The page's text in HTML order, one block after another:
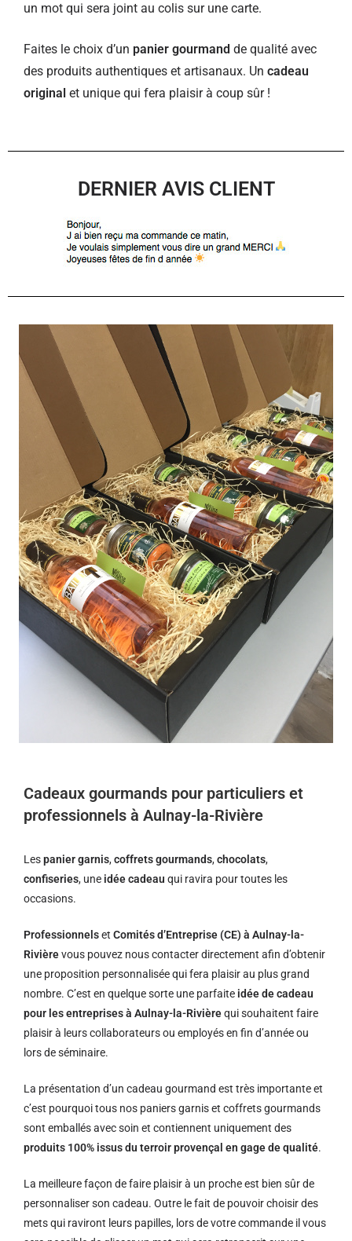
un mot qui sera joint au colis sur une carte.
Faites le choix d’un panier gourmand de qualité avec
des produits authentiques et artisanaux. Un cadeau
original et unique qui fera plaisir à coup sûr !
DERNIER AVIS CLIENT
Cadeaux gourmands pour particuliers et
professionnels à Aulnay-la-Rivière
Lespanier garnis,coffrets gourmands,chocolats,
confiseries, une idée cadeau qui ravira pour toutes les
occasions.
Professionnelset Comités d’Entreprise (CE) à Aulnay-la-
Rivièrevous pouvez nous contacter directement afin d’obtenir
une proposition personnalisée qui fera plaisir au plus grand
nombre. C’est en quelque sorte une parfaite idée de cadeau
pour les entreprises à Aulnay-la-Rivièrequi souhaitent faire
plaisir à leurs collaborateurs ou employés en fin d’année ou
lors de séminaire.
La présentation d’un cadeau gourmand est très importante et
c’est pourquoi tous nos paniers garnis et coffrets gourmands
sont emballés avec soin et contiennent uniquement des
produits 100% issus du terroir provençal en gage de qualité.
La meilleure façon de faire plaisir à un proche est bien sûr de
personnaliser son cadeau. Outre le fait de pouvoir choisir des
mets qui raviront leurs papilles, lors de votre commande il vous